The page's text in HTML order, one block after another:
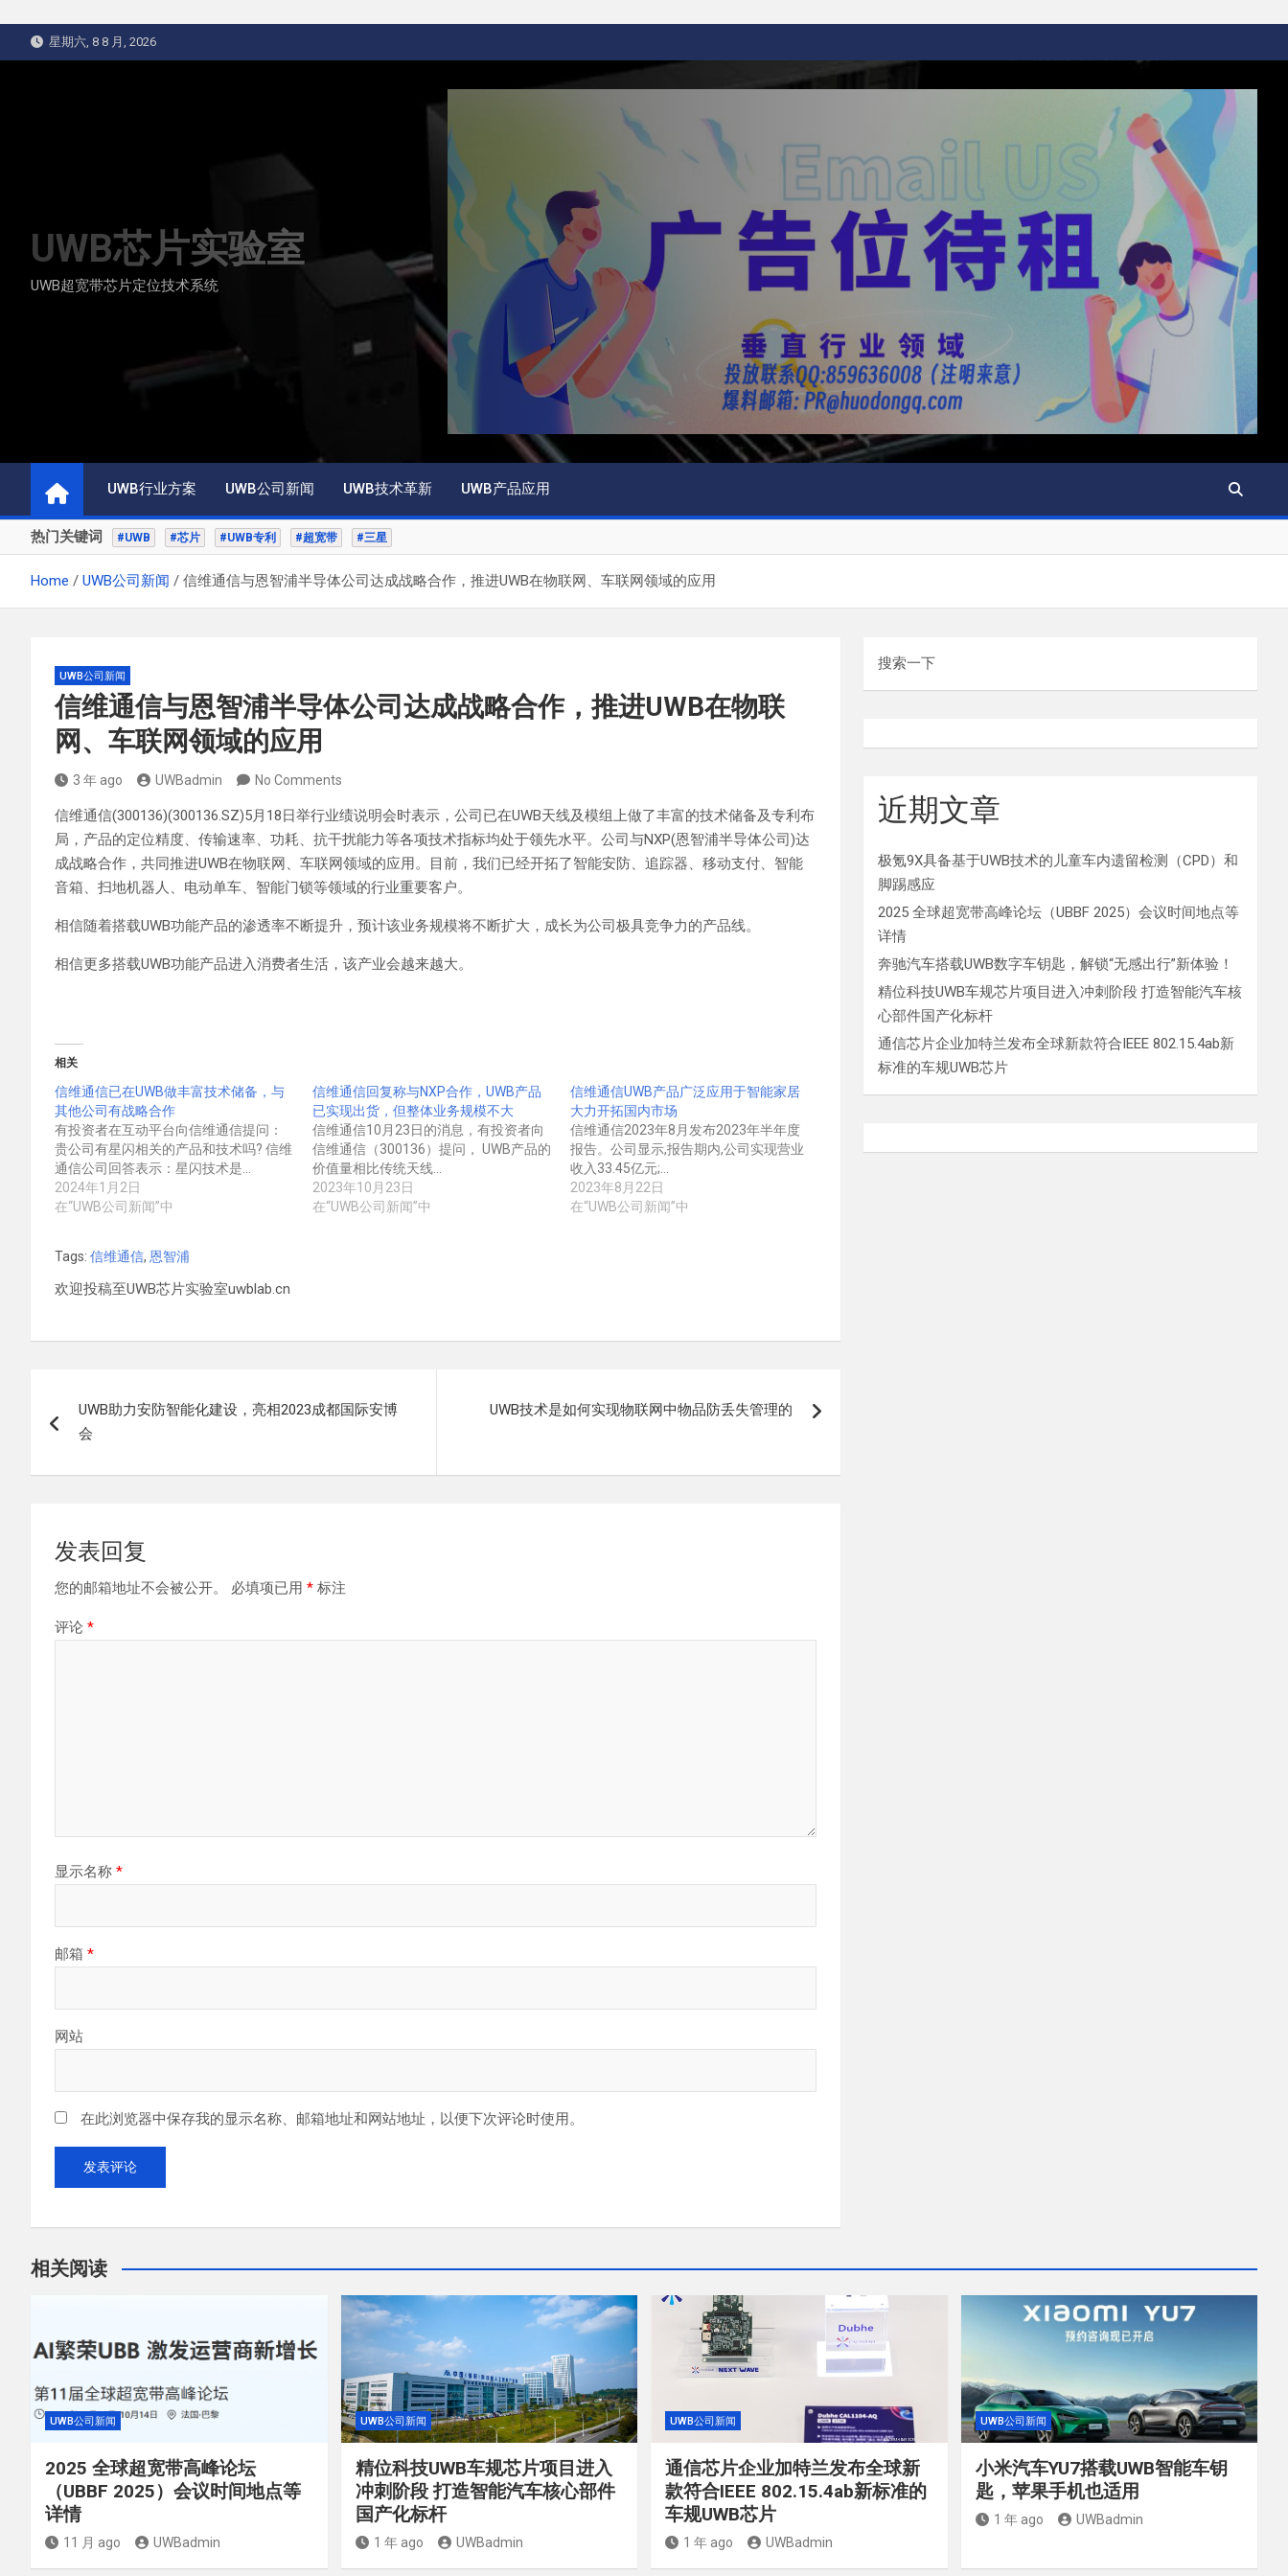
to
星期六, 8 8 月, 2026
UWB芯片实验室
UWB超宽带芯片定位技术系统
UWB行业方案 UWB公司新闻 UWB技术革新 UWB产品应用
热门关键词 #UWB #芯片 #UWB专利 #超宽带 #三星
Home UWB公司新闻 信维通信与恩智浦半导体公司达成战略合作，推进UWB在物联网、车联网领域的应用
UWB公司新闻
信维通信与恩智浦半导体公司达成战略合作，推进UWB在物联
网、车联网领域的应用
3 年 ago UWBadmin No Comments
信维通信(300136)(300136.SZ)5月18日举行业绩说明会时表示，公司已在UWB天线及模组上做了丰富的技术储备及专利布
局，产品的定位精度、传输速率、功耗、抗干扰能力等各项技术指标均处于领先水平。公司与NXP(恩智浦半导体公司)达
成战略合作，共同推进UWB在物联网、车联网领域的应用。目前，我们已经开拓了智能安防、追踪器、移动支付、智能
音箱、扫地机器人、电动单车、智能门锁等领域的行业重要客户。
相信随着搭载UWB功能产品的渗透率不断提升，预计该业务规模将不断扩大，成长为公司极具竞争力的产品线。
相信更多搭载UWB功能产品进入消费者生活，该产业会越来越大。
相关
信维通信已在UWB做丰富技术储备，与
其他公司有战略合作
有投资者在互动平台向信维通信提问：
贵公司有星闪相关的产品和技术吗? 信维
通信公司回答表示：星闪技术是…
2024年1月2日
在“UWB公司新闻”中
信维通信回复称与NXP合作，UWB产品
已实现出货，但整体业务规模不大
信维通信10月23日的消息，有投资者向
信维通信（300136）提问， UWB产品的
价值量相比传统天线…
2023年10月23日
在“UWB公司新闻”中
信维通信UWB产品广泛应用于智能家居
大力开拓国内市场
信维通信2023年8月发布2023年半年度
报告。公司显示,报告期内,公司实现营业
收入33.45亿元;…
2023年8月22日
在“UWB公司新闻”中
Tags: 信维通信, 恩智浦
欢迎投稿至UWB芯片实验室uwblab.cn
章
导
UWB助力安防智能化建设，亮相2023成都国际安博
会
UWB技术是如何实现物联网中物品防丢失管理的
发表回复
您的邮箱地址不会被公开。 必填项已用 * 标注
评论 *
显示名称 *
邮箱 *
网站
在此浏览器中保存我的显示名称、邮箱地址和网站地址，以便下次评论时使用。
搜索一下
近期文章
极氪9X具备基于UWB技术的儿童车内遗留检测（CPD）和
脚踢感应
2025 全球超宽带高峰论坛（UBBF 2025）会议时间地点等
详情
奔驰汽车搭载UWB数字车钥匙，解锁“无感出行”新体验！
精位科技UWB车规芯片项目进入冲刺阶段 打造智能汽车核
心部件国产化标杆
通信芯片企业加特兰发布全球新款符合IEEE 802.15.4ab新
标准的车规UWB芯片
相关阅读
UWB公司新闻
2025 全球超宽带高峰论坛
（UBBF 2025）会议时间地点等
详情
11 月 ago UWBadmin
UWB公司新闻
精位科技UWB车规芯片项目进入
冲刺阶段 打造智能汽车核心部件
国产化标杆
1 年 ago UWBadmin
UWB公司新闻
通信芯片企业加特兰发布全球新
款符合IEEE 802.15.4ab新标准的
车规UWB芯片
1 年 ago UWBadmin
UWB公司新闻
小米汽车YU7搭载UWB智能车钥
匙，苹果手机也适用
1 年 ago UWBadmin